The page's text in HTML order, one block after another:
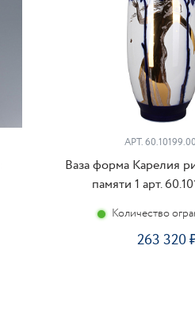
АРТ.
Ваза форма Карелия
памяти 1 арт.
Количество
263 320